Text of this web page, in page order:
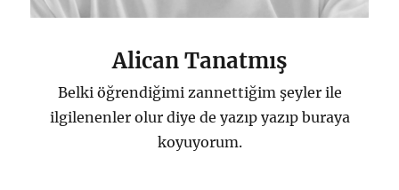
Alican Tanatmış
Belki öğrendiğimi zannettiğim şeyler ile
ilgilenenler olur diye de yazıp yazıp buraya
koyuyorum.